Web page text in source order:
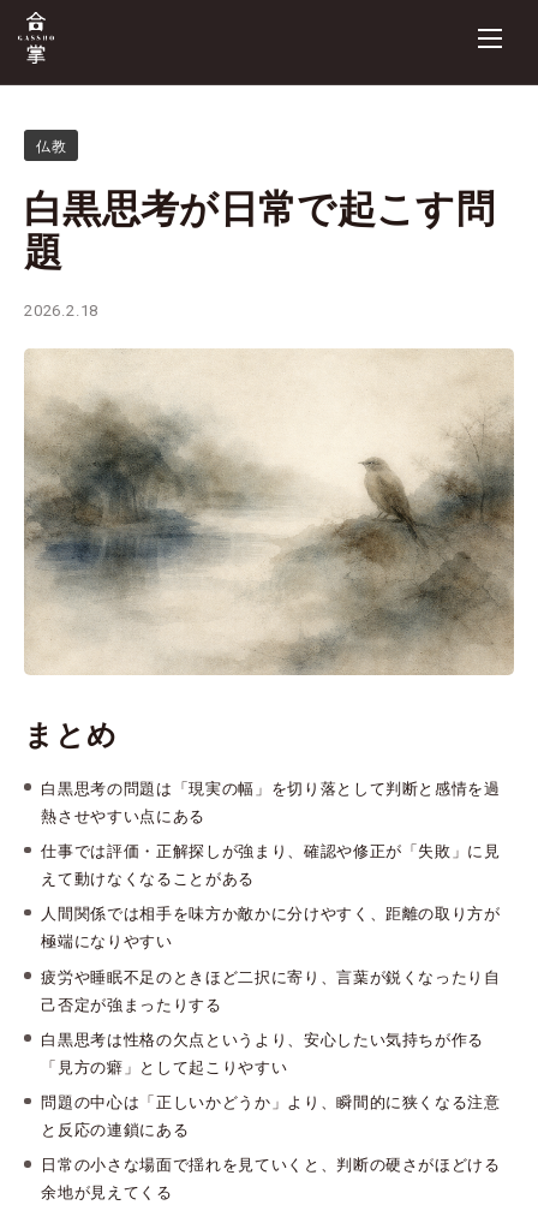
仏教
白黒思考が日常で起こす問
題
2026.2.18
まとめ
白黒思考の問題は「現実の幅」を切り落として判断と感情を過
熱させやすい点にある
仕事では評価・正解探しが強まり、確認や修正が「失敗」に見
えて動けなくなることがある
人間関係では相手を味方か敵かに分けやすく、距離の取り方が
極端になりやすい
疲労や睡眠不足のときほど二択に寄り、言葉が鋭くなったり自
己否定が強まったりする
白黒思考は性格の欠点というより、安心したい気持ちが作る
「見方の癖」として起こりやすい
問題の中心は「正しいかどうか」より、瞬間的に狭くなる注意
と反応の連鎖にある
日常の小さな場面で揺れを見ていくと、判断の硬さがほどける
余地が見えてくる